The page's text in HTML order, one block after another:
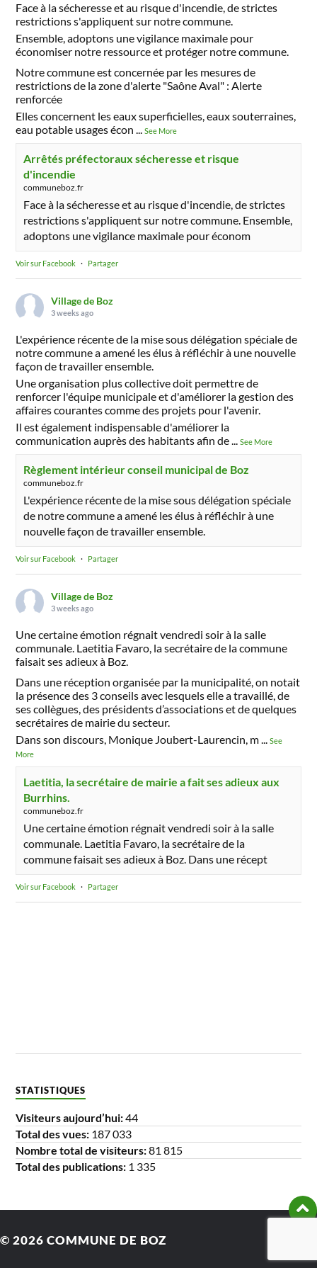
Face à la sécheresse et au risque d'incendie, de strictes
restrictions s'appliquent sur notre commune.
Ensemble, adoptons une vigilance maximale pour
économiser notre ressource et protéger notre commune.
Notre commune est concernée par les mesures de
restrictions de la zone d'alerte "Saône Aval" : Alerte
renforcée
Elles concernent les eaux superficielles, eaux souterraines,
eau potable usages écon ...See More
Arrêtés préfectoraux sécheresse et risque
d'incendie
communeboz.fr
Face à la sécheresse et au risque d'incendie, de strictes
restrictions s'appliquent sur notre commune. Ensemble,
adoptons une vigilance maximale pour économ
Voir sur Facebook · Partager
Village de Boz
3 weeks ago
L'expérience récente de la mise sous délégation spéciale de
notre commune a amené les élus à réfléchir à une nouvelle
façon de travailler ensemble.
Une organisation plus collective doit permettre de
renforcer l'équipe municipale et d'améliorer la gestion des
affaires courantes comme des projets pour l'avenir.
Il est également indispensable d'améliorer la
communication auprès des habitants afin de...See More
Règlement intérieur conseil municipal de Boz
communeboz.fr
L'expérience récente de la mise sous délégation spéciale
de notre commune a amené les élus à réfléchir à une
nouvelle façon de travailler ensemble.
Voir sur Facebook · Partager
Village de Boz
3 weeks ago
Une certaine émotion régnait vendredi soir à la salle
communale. Laetitia Favaro, la secrétaire de la commune
faisait ses adieux à Boz.
Dans une réception organisée par la municipalité, on notait
la présence des 3 conseils avec lesquels elle a travaillé, de
ses collègues, des présidents d’associations et de quelques
secrétaires de mairie du secteur.
Dans son discours, Monique Joubert-Laurencin, m...See
More
Laetitia, la secrétaire de mairie a fait ses adieux aux
Burrhins.
communeboz.fr
Une certaine émotion régnait vendredi soir à la salle
communale. Laetitia Favaro, la secrétaire de la
commune faisait ses adieux à Boz. Dans une récept
Voir sur Facebook · Partager
STATISTIQUES
Visiteurs aujourd’hui:44
Total des vues: 187 033
Nombre total de visiteurs:81 815
Total des publications: 1 335
© 2026 COMMUNE DE BOZ